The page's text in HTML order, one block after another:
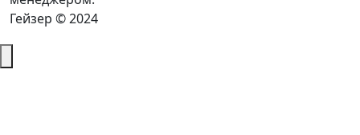
Гейзер © 2024